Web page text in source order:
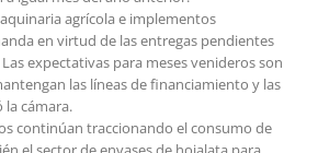
agrícola e implementos
en virtud de las entregas pendientes
expectativas para meses venideros son
las líneas de financiamiento y las
la cámara.
continúan traccionando el consumo de